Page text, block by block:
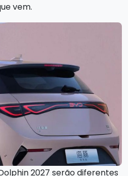
vem.
2027 serão diferentes